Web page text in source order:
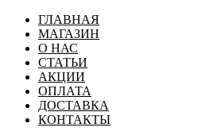
ГЛАВНАЯ
МАГАЗИН
О НАС
СТАТЬИ
АКЦИИ
ОПЛАТА
ДОСТАВКА
КОНТАКТЫ